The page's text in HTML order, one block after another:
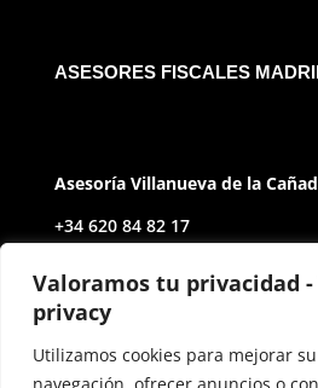
Valoramos tu privacidad
privacy
Utilizamos cookies para mejorar
ASESORES FISCALES
Asesoría Villanueva de la
+34 620 84 82 17
28691 Villanueva de la Cañada